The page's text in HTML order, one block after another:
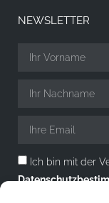
NEWSLETTER
Ich bin mit der